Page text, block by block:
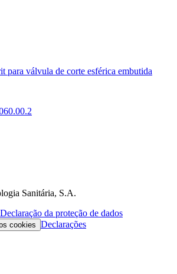
para válvula de corte esférica embutida
Sanitária, S.A.
Declaração da proteção de dados
cookies Declarações